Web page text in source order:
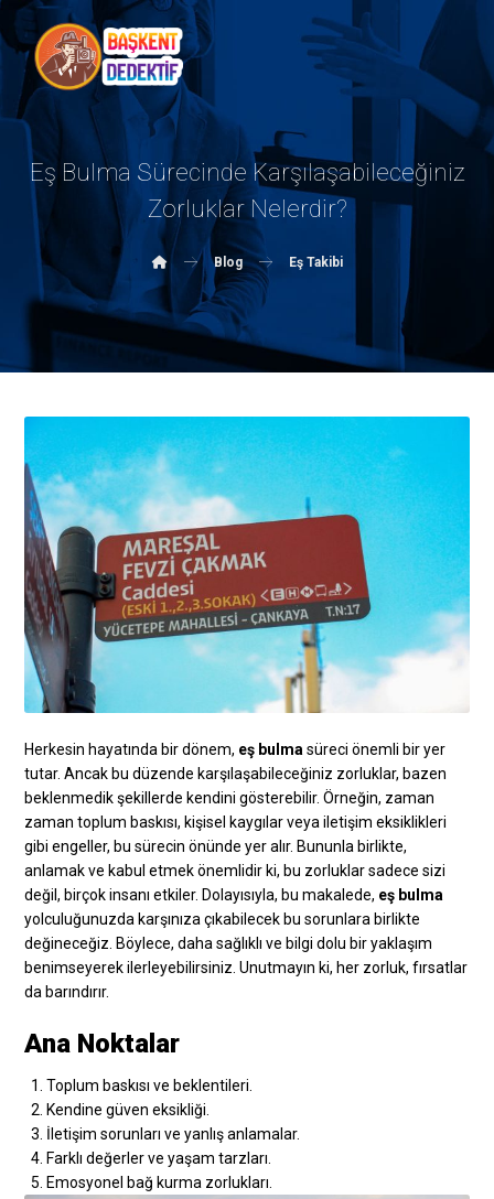
Eş Bulma Sürecinde Karşılaşabileceğiniz
Zorluklar Nelerdir?
Blog Eş Takibi
Herkesin hayatında bir dönem, eş bulma süreci önemli bir yer
tutar. Ancak bu düzende karşılaşabileceğiniz zorluklar, bazen
beklenmedik şekillerde kendini gösterebilir. Örneğin, zaman
zaman toplum baskısı, kişisel kaygılar veya iletişim eksiklikleri
gibi engeller, bu sürecin önünde yer alır. Bununla birlikte,
anlamak ve kabul etmek önemlidir ki, bu zorluklar sadece sizi
değil, birçok insanı etkiler. Dolayısıyla, bu makalede, eş bulma
yolculuğunuzda karşınıza çıkabilecek bu sorunlara birlikte
değineceğiz. Böylece, daha sağlıklı ve bilgi dolu bir yaklaşım
benimseyerek ilerleyebilirsiniz. Unutmayın ki, her zorluk, fırsatlar
da barındırır.
Ana Noktalar
Toplum baskısı ve beklentileri.
Kendine güven eksikliği.
İletişim sorunları ve yanlış anlamalar.
Farklı değerler ve yaşam tarzları.
Emosyonel bağ kurma zorlukları.